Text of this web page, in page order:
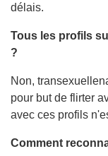
délais.
Tous les profils
?
Non,
pour but de flirter
avec ces profils
Comment